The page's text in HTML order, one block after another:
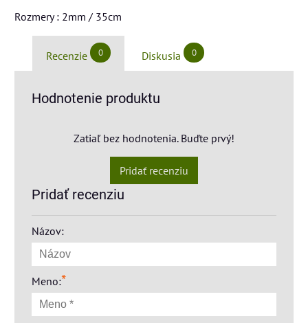
Rozmery : 2mm / 35cm
Recenzie 0 Diskusia 0
Hodnotenie produktu
Zatiaľ bez hodnotenia. Buďte prvý!
Pridať recenziu
Pridať recenziu
Názov:
Meno:*